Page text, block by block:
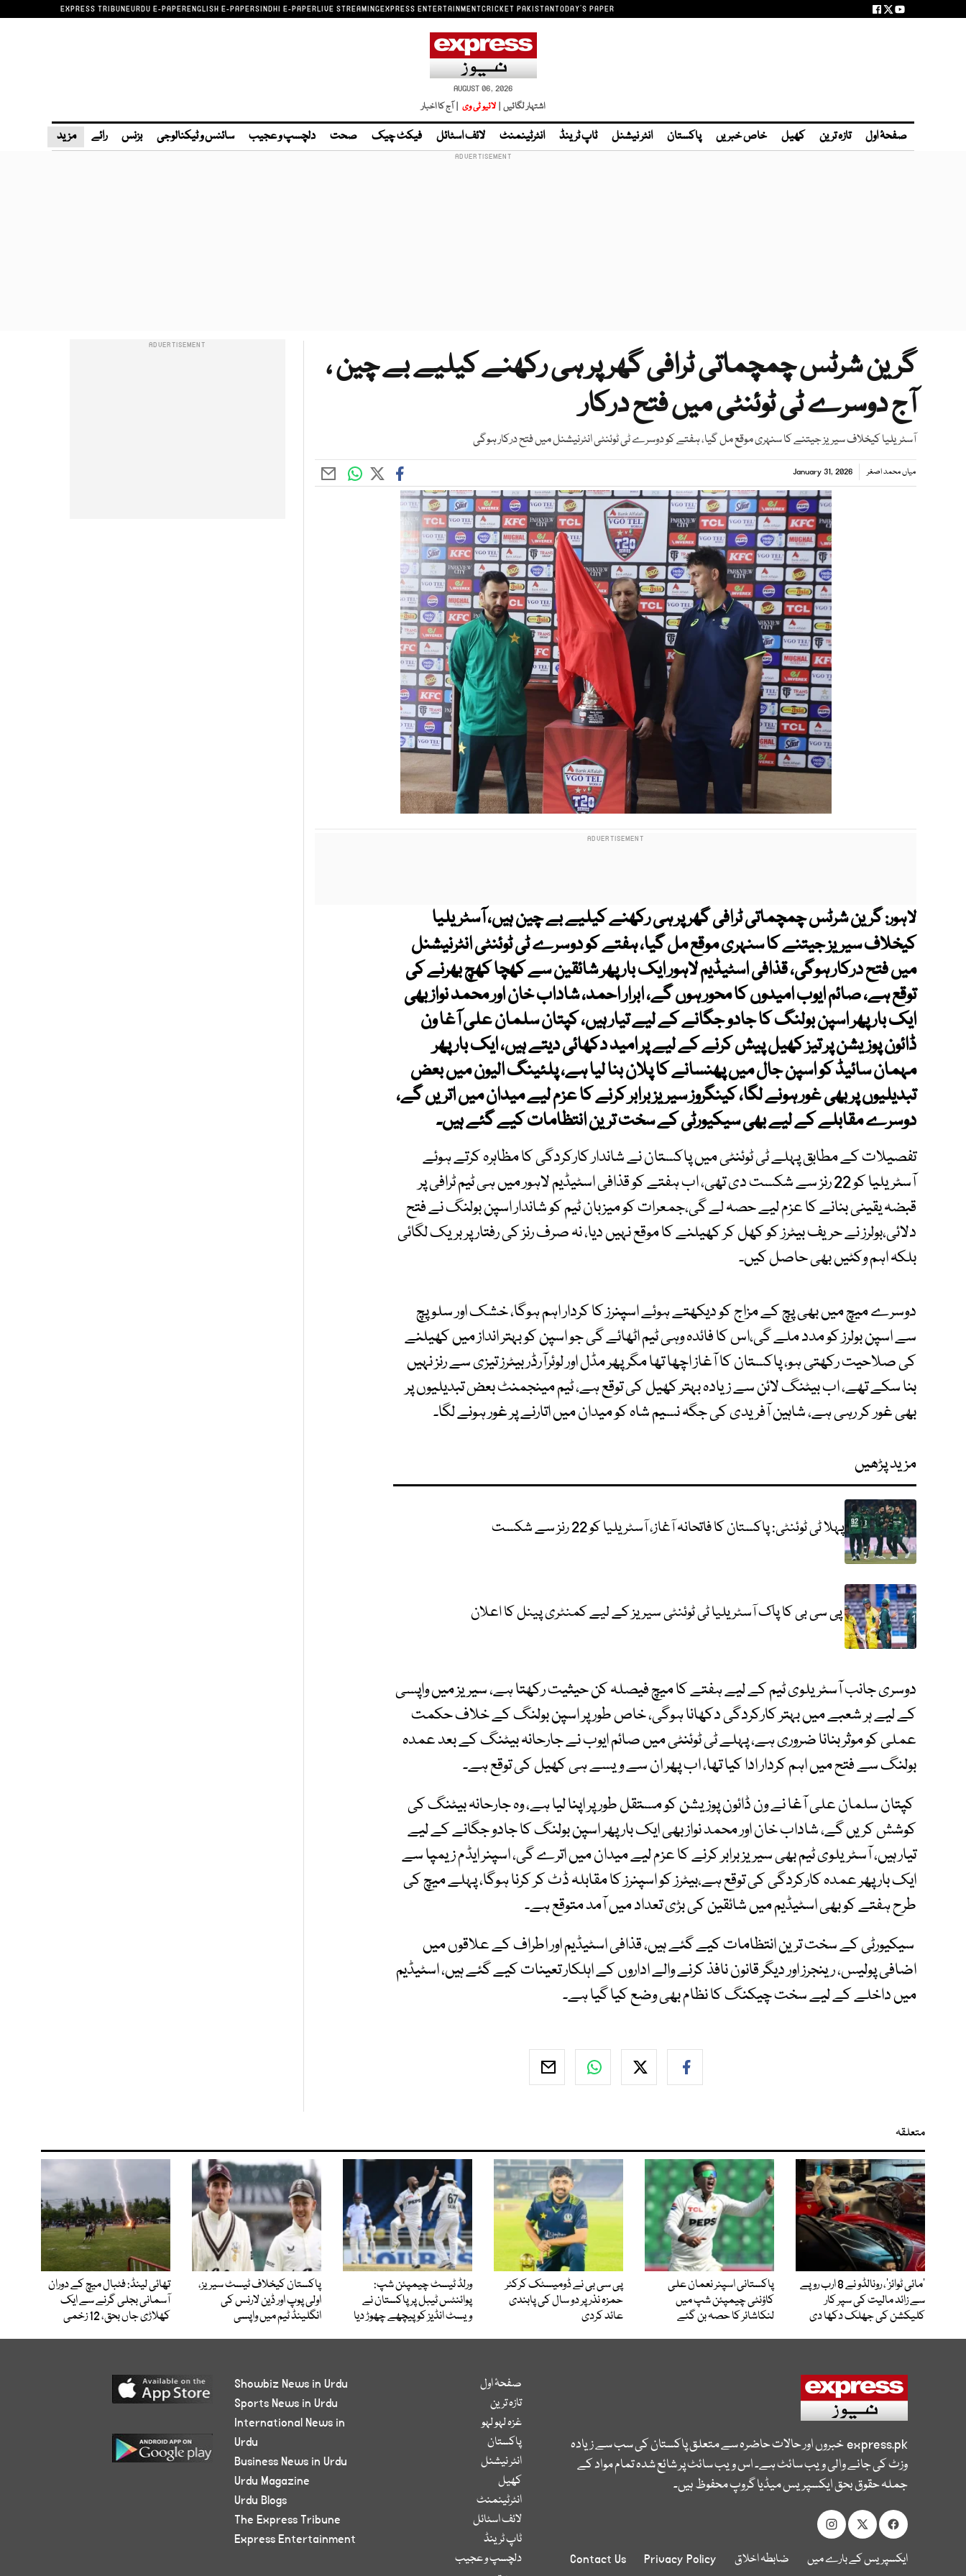
EXPRESS TRIBUNEURDU E-PAPERENGLISH E-PAPERSINDHI E-PAPERLIVE STREAMINGEXPRESS ENTERTAINMENTCRICKET PAKISTANTODAY'S PAPER
AUGUST 06, 2026
اشتہار لگائیں | لائیو ٹی وی | آج کا اخبار
صفحۂ اول تازہ ترین کھیل خاص خبریں پاکستان انٹر نیشنل ٹاپ ٹرینڈ انٹرٹینمنٹ لائف اسٹائل فیکٹ چیک صحت دلچسپ و عجیب سائنس و ٹیکنالوجی بزنس رائے مزید
گرین شرٹس چمچماتی ٹرافی گھر پر ہی رکھنے کیلیے بے چین ،
آج دوسرے ٹی ٹوئنٹی میں فتح درکار
آسٹریلیا کیخلاف سیریز جیتنے کا سنہری موقع مل گیا، ہفتے کو دوسرے ٹی ٹوئنٹی انٹرنیشنل میں فتح درکار ہوگی
میاں محمد اصغر January 31, 2026
لاہور:گرین شرٹس چمچماتی ٹرافی گھر پر ہی رکھنے کیلیے بے چین ہیں، آسٹریلیا
کیخلاف سیریز جیتنے کا سنہری موقع مل گیا، ہفتے کو دوسرے ٹی ٹوئنٹی انٹرنیشنل
میں فتح درکار ہوگی، قذافی اسٹیڈیم لاہور ایک بار پھر شائقین سے کھچا کھچ بھرنے کی
توقع ہے، صائم ایوب امیدوں کا محور ہوں گے، ابرار احمد، شاداب خان اور محمد نواز بھی
ایک بار پھر اسپن بولنگ کا جادو جگانے کے لیے تیار ہیں، کپتان سلمان علی آغا ون
ڈائون پوزیشن پر تیز کھیل پیش کرنے کے لیے پر امید دکھائی دیتے ہیں، ایک بار پھر
مہمان سائیڈ کو اسپن جال میں پھنسانے کا پلان بنا لیا ہے، پلئینگ الیون میں بعض
تبدیلیوں پر بھی غور ہونے لگا، کینگروز سیریز برابر کرنے کا عزم لیے میدان میں اتریں گے،
دوسرے مقابلے کے لیے بھی سیکیورٹی کے سخت ترین انتظامات کیے گئے ہیں۔
تفصیلات کے مطابق پہلے ٹی ٹوئنٹی میں پاکستان نے شاندار کارکردگی کا مظاہرہ کرتے ہوئے
آسٹریلیا کو 22 رنز سے شکست دی تھی، اب ہفتے کو قذافی اسٹیڈیم لاہور میں ہی ٹیم ٹرافی پر
قبضہ یقینی بنانے کا عزم لیے حصہ لے گی،جمعرات کو میزبان ٹیم کو شاندار اسپن بولنگ نے فتح
دلائی،بولرز نے حریف بیٹرز کو کھل کر کھیلنے کا موقع نہیں دیا، نہ صرف رنز کی رفتار پر بریک لگائی
بلکہ اہم وکٹیں بھی حاصل کیں۔
دوسرے میچ میں بھی پچ کے مزاج کو دیکھتے ہوئے اسپنرز کا کردار اہم ہوگا، خشک اور سلو پچ
سے اسپن بولرز کو مدد ملے گی،اس کا فائدہ وہی ٹیم اٹھائے گی جو اسپن کو بہتر انداز میں کھیلنے
کی صلاحیت رکھتی ہو، پاکستان کا آغاز اچھا تھا مگر پھر مڈل اور لوئرآرڈر بیٹرز تیزی سے رنز نہیں
بنا سکے تھے، اب بیٹنگ لائن سے زیادہ بہتر کھیل کی توقع ہے، ٹیم مینجمنٹ بعض تبدیلیوں پر
بھی غور کر رہی ہے، شاہین آفریدی کی جگہ نسیم شاہ کو میدان میں اتارنے پر غور ہونے لگا۔
مزید پڑھیں
پہلا ٹی ٹوئنٹی: پاکستان کا فاتحانہ آغاز، آسٹریلیا کو 22 رنز سے شکست
پی سی بی کا پاک آسٹریلیا ٹی ٹوئنٹی سیریز کے لیے کمنٹری پینل کا اعلان
دوسری جانب آسٹریلوی ٹیم کے لیے ہفتے کا میچ فیصلہ کن حیثیت رکھتا ہے، سیریز میں واپسی
کے لیے ہر شعبے میں بہتر کارکردگی دکھانا ہوگی، خاص طور پر اسپن بولنگ کے خلاف حکمت
عملی کو موثر بنانا ضروری ہے، پہلے ٹی ٹوئنٹی میں صائم ایوب نے جارحانہ بیٹنگ کے بعد عمدہ
بولنگ سے فتح میں اہم کردار ادا کیا تھا، اب پھر ان سے ویسے ہی کھیل کی توقع ہے۔
کپتان سلمان علی آغا نے ون ڈائون پوزیشن کو مستقل طور پر اپنا لیا ہے، وہ جارحانہ بیٹنگ کی
کوشش کریں گے، شاداب خان اور محمد نواز بھی ایک بار پھر اسپن بولنگ کا جادو جگانے کے لیے
تیار ہیں، آسٹریلوی ٹیم بھی سیریز برابر کرنے کا عزم لیے میدان میں اترے گی، اسپنر ایڈم زیمپا سے
ایک بار پھر عمدہ کارکردگی کی توقع ہے،بیٹرز کو اسپنرز کا مقابلہ ڈٹ کر کرنا ہوگا، پہلے میچ کی
طرح ہفتے کو بھی اسٹیڈیم میں شائقین کی بڑی تعداد میں آمد متوقع ہے۔
سیکیورٹی کے سخت ترین انتظامات کیے گئے ہیں، قذافی اسٹیڈیم اور اطراف کے علاقوں میں
اضافی پولیس، رینجرز اور دیگر قانون نافذ کرنے والے اداروں کے اہلکار تعینات کیے گئے ہیں، اسٹیڈیم
میں داخلے کے لیے سخت چیکنگ کا نظام بھی وضع کیا گیا ہے۔
متعلقہ
’مائی ٹوائز‘، رونالڈو نے 8 ارب روپے
سے زائد مالیت کی سپر کار
کلیکشن کی جھلک دکھا دی
پاکستانی اسپنر نعمان علی
کاؤنٹی چیمپئن شپ میں
لنکاشائر کا حصہ بن گئے
پی سی بی نے ڈومیسٹک کرکٹر
حمزہ نذر پر دو سال کی پابندی
عائد کردی
ورلڈ ٹیسٹ چیمپئن شپ:
پوائنٹس ٹیبل پر پاکستان نے
ویسٹ انڈیز کو پیچھے چھوڑ دیا
پاکستان کیخلاف ٹیسٹ سیریز،
اولی پوپ اور ڈین لارنس کی
انگلینڈ ٹیم میں واپسی
تھائی لینڈ: فٹبال میچ کے دوران
آسمانی بجلی گرنے سے ایک
کھلاڑی جاں بحق، 12 زخمی
express.pkخبروں اور حالات حاضرہ سے متعلق پاکستان کی سب سے زیادہ
وزٹ کی جانے والی ویب سائٹ ہے۔ اس ویب سائٹ پر شائع شدہ تمام مواد کے
جملہ حقوق بحق ایکسپریس میڈیا گروپ محفوظ ہیں۔
ایکسپریس کے بارے میں ضابطہ اخلاق Privacy Policy
Contact Us
صفحۂ اول
تازہ ترین
غزہ لہو لہو
پاکستان
انٹر نیشنل
کھیل
انٹرٹینمنٹ
لائف اسٹائل
ٹاپ ٹرینڈ
دلچسپ و عجیب
Showbiz News in Urdu
Sports News in Urdu
International News in
Urdu
Business News in Urdu
Urdu Magazine
Urdu Blogs
The Express Tribune
Express Entertainment